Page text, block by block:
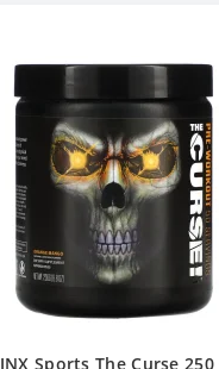
JNX Sports The Curse 250